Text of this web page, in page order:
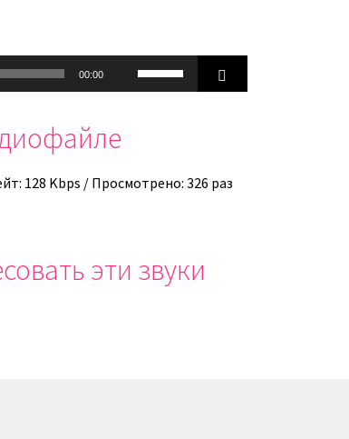
00:00
Используйте
клавиши
увеличить
128 Kbps / Просмотрено: 326 раз
эти звуки